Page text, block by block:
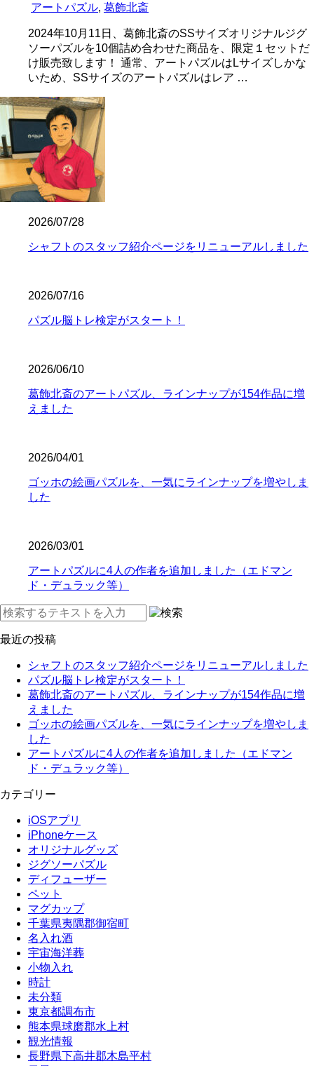
アートパズル, 葛飾北斎
2024年10月11日、葛飾北斎のSSサイズオリジナルジグ
ソーパズルを10個詰め合わせた商品を、限定１セットだ
け販売致します！ 通常、アートパズルはLサイズしかな
いため、SSサイズのアートパズルはレア …
2026/07/28
シャフトのスタッフ紹介ページをリニューアルしました
2026/07/16
パズル脳トレ検定がスタート！
2026/06/10
葛飾北斎のアートパズル、ラインナップが154作品に増
えました
2026/04/01
ゴッホの絵画パズルを、一気にラインナップを増やしま
した
2026/03/01
アートパズルに4人の作者を追加しました（エドマン
ド・デュラック等）
最近の投稿
シャフトのスタッフ紹介ページをリニューアルしました
パズル脳トレ検定がスタート！
葛飾北斎のアートパズル、ラインナップが154作品に増
えました
ゴッホの絵画パズルを、一気にラインナップを増やしま
した
アートパズルに4人の作者を追加しました（エドマン
ド・デュラック等）
カテゴリー
iOSアプリ
iPhoneケース
オリジナルグッズ
ジグソーパズル
ディフューザー
ペット
マグカップ
千葉県夷隅郡御宿町
名入れ酒
宇宙海洋葬
小物入れ
時計
未分類
東京都調布市
熊本県球磨郡水上村
観光情報
長野県下高井郡木島平村